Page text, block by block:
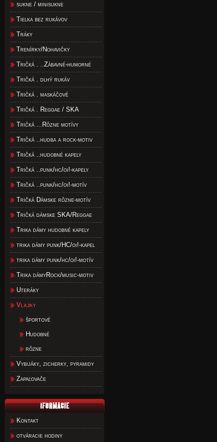
sukne / minisukne
Tielka bez rukávov
Tráky
Trenírky/Nohavičky
Tričká . ..Zábavné-humorné
Tričká . dlhý rukáv
Tričká . maskáčové
Tričká . Reggae / SKA
Tričká ...Rôzne motívy
Tričká ..hudba a rock-motiv
Tričká ..hudobné kapely
Tričká ..punk/hc/oi!-kapely
Tričká ..punk/hc/oi!-motív
Tričká Dámske rôzne-motív
Tričká dámske SKA/Reggae
Trika dámy hudobné kapely
trika dámy punk/HC/oi!-kapel
trika dámy punk/hc/oi!-motív
Trika dámyRock/music-motiv
Uteráky
Vlajky
športové
Hudobné
rôzne
Vybijáky, zicherky, pyramidy
Zapaľovače
Kontakt
otváracie hodiny